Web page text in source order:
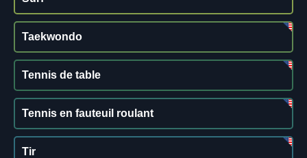
Taekwondo
Tennis de table
Tennis en fauteuil roulant
Tir